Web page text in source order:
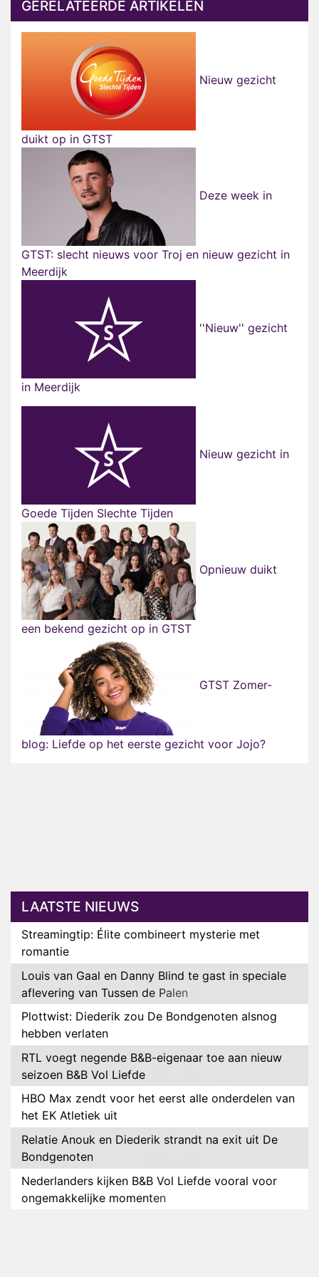
GERELATEERDE ARTIKELEN
Nieuw gezicht
duikt op in GTST
Deze week in
GTST: slecht nieuws voor Troj en nieuw gezicht in
Meerdijk
''Nieuw'' gezicht
in Meerdijk
Nieuw gezicht in
Goede Tijden Slechte Tijden
Opnieuw duikt
een bekend gezicht op in GTST
GTST Zomer-
blog: Liefde op het eerste gezicht voor Jojo?
LAATSTE NIEUWS
Streamingtip: Élite combineert mysterie met
romantie
Louis van Gaal en Danny Blind te gast in speciale
aflevering van Tussen de Palen
Plottwist: Diederik zou De Bondgenoten alsnog
hebben verlaten
RTL voegt negende B&B-eigenaar toe aan nieuw
seizoen B&B Vol Liefde
HBO Max zendt voor het eerst alle onderdelen van
het EK Atletiek uit
Relatie Anouk en Diederik strandt na exit uit De
Bondgenoten
Nederlanders kijken B&B Vol Liefde vooral voor
ongemakkelijke momenten